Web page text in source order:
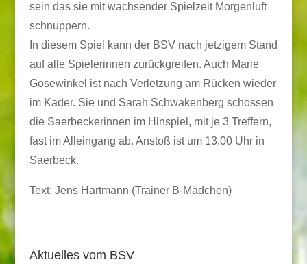
sein das sie mit wachsender Spielzeit Morgenluft
schnuppern.
In diesem Spiel kann der BSV nach jetzigem Stand
auf alle Spielerinnen zurückgreifen. Auch Marie
Gosewinkel ist nach Verletzung am Rücken wieder
im Kader. Sie und Sarah Schwakenberg schossen
die Saerbeckerinnen im Hinspiel, mit je 3 Treffern,
fast im Alleingang ab. Anstoß ist um 13.00 Uhr in
Saerbeck.
Text: Jens Hartmann (Trainer B-Mädchen)
Aktuelles vom BSV